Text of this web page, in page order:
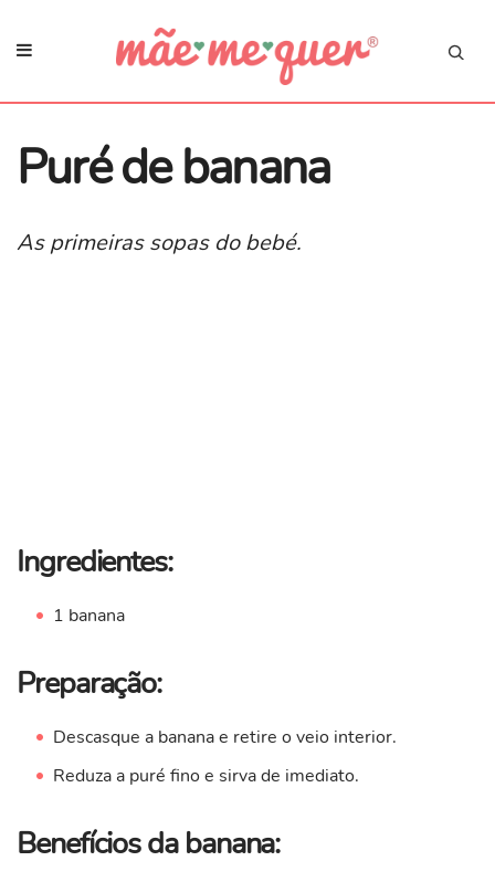
Puré de banana
As primeiras sopas do bebé.
Ingredientes:
1 banana
Preparação:
Descasque a banana e retire o veio interior.
Reduza a puré fino e sirva de imediato.
Benefícios da banana: